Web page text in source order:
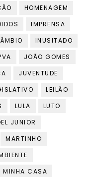
HOMENAGEM
IMPRENSA
INUSITADO
JOÃO GOMES
JUVENTUDE
LEILÃO
LULA
LUTO
JUNIOR
MARTINHO
MINHA CASA